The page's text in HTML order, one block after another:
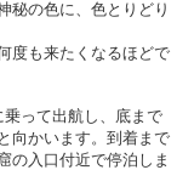
秘の色に、色とりどり
度も来たくなるほどで
って出航し、底まで
向かいます。到着まで
の入口付近で停泊しま